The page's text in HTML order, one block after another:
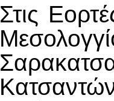
Στις